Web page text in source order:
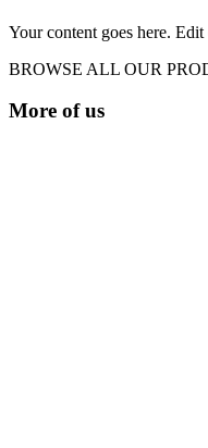
Your content goes here.
BROWSE ALL OUR
More of us